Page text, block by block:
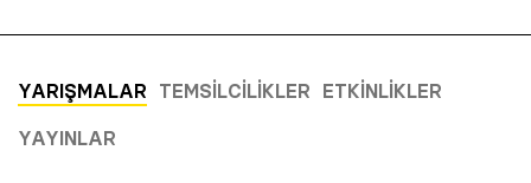
YARIŞMALAR TEMSILCILIKLER ETKINLIKLER
YAYINLAR